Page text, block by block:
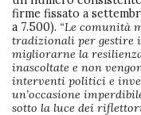
firme fissato a
a 7.500). “Le comunità
tradizionali per gestire
migliorarne la
inascoltate e non
interventi politici e
un’occasione
sotto la luce dei